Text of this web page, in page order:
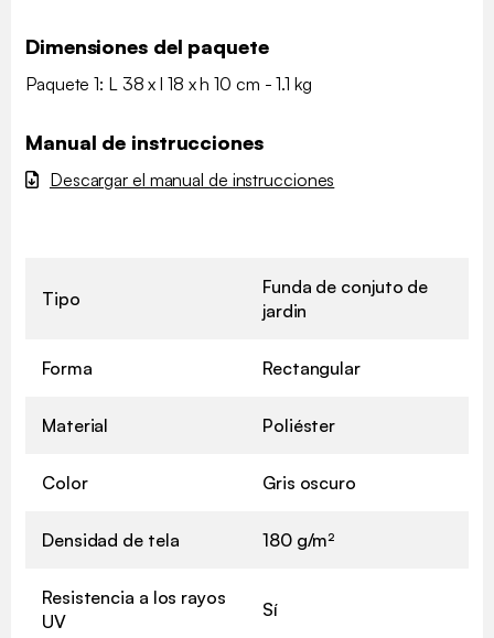
Dimensiones del paquete
Paquete 1: L 38 x l 18 x h 10 cm - 1.1 kg
Manual de instrucciones
Descargar el manual de instrucciones
Tipo
Funda de conjuto de
jardin
Forma Rectangular
Material Poliéster
Color Gris oscuro
Densidad de tela 180 g/m²
Resistencia a los rayos
UV
Sí